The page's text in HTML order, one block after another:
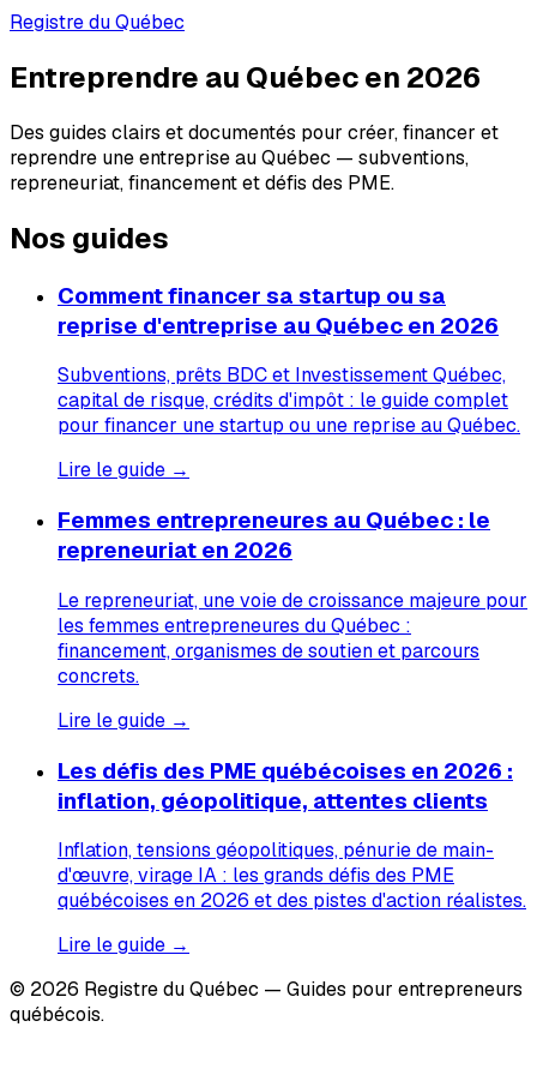
Registre du Québec
Entreprendre au Québec en 2026
Des guides clairs et documentés pour créer, financer et
reprendre une entreprise au Québec — subventions,
repreneuriat, financement et défis des PME.
Nos guides
Comment financer sa startup ou sa
reprise d'entreprise au Québec en 2026
Subventions, prêts BDC et Investissement Québec,
capital de risque, crédits d'impôt : le guide complet
pour financer une startup ou une reprise au Québec.
Lire le guide →
Femmes entrepreneures au Québec : le
repreneuriat en 2026
Le repreneuriat, une voie de croissance majeure pour
les femmes entrepreneures du Québec :
financement, organismes de soutien et parcours
concrets.
Lire le guide →
Les défis des PME québécoises en 2026 :
inflation, géopolitique, attentes clients
Inflation, tensions géopolitiques, pénurie de main-
d'œuvre, virage IA : les grands défis des PME
québécoises en 2026 et des pistes d'action réalistes.
Lire le guide →
© 2026 Registre du Québec — Guides pour entrepreneurs
québécois.